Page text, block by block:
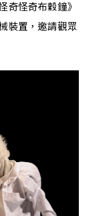
奇怪奇布穀鐘》
裝置，邀請觀眾